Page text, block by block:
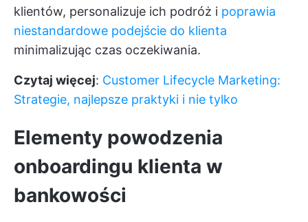
klientów, personalizuje ich podróż i poprawia
niestandardowe podejście do klienta
minimalizując czas oczekiwania.
Czytaj więcej: Customer Lifecycle Marketing:
Strategie, najlepsze praktyki i nie tylko
Elementy powodzenia
onboardingu klienta w
bankowości